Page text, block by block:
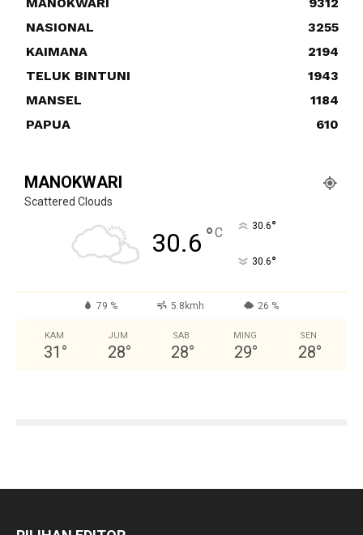
NASIONAL
3255
KAIMANA
2194
TELUK BINTUNI
1943
MANSEL
1184
PAPUA
610
MANOKWARI
Scattered Clouds
30.6 °C 30.6°
30.6°
79 % 5.8kmh 26 %
KAM
31 °
JUM
28°
SAB
28°
MING
29°
SEN
28°